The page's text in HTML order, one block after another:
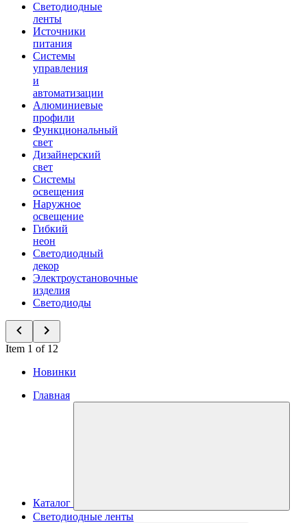
Светодиодные
ленты
Источники
питания
Системы
управления
и
автоматизации
Алюминиевые
профили
Функциональный
свет
Дизайнерский
свет
Системы
освещения
Наружное
освещение
Гибкий
неон
Светодиодный
декор
Электроустановочные
изделия
Светодиоды
Item 1 of 12
Новинки
Главная
Каталог
Светодиодные ленты